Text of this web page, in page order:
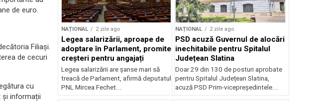
de euro.
Filiași.
de cecuri
cu
și informații
NAȚIONAL 2 zile ago
Legea salarizării, aproape de
adoptare în Parlament, promite
creșteri pentru angajați
Legea salarizării are șanse mari să
treacă de Parlament, afirmă deputatul
PNL Mircea Fechet...
NAȚIONAL 2 zile ago
PSD acuză Guvernul de alocări
inechitabile pentru Spitalul
Județean Slatina
Doar 29 din 130 de posturi aprobate
pentru Spitalul Județean Slatina,
acuză PSD Prim-vicepreședintele...